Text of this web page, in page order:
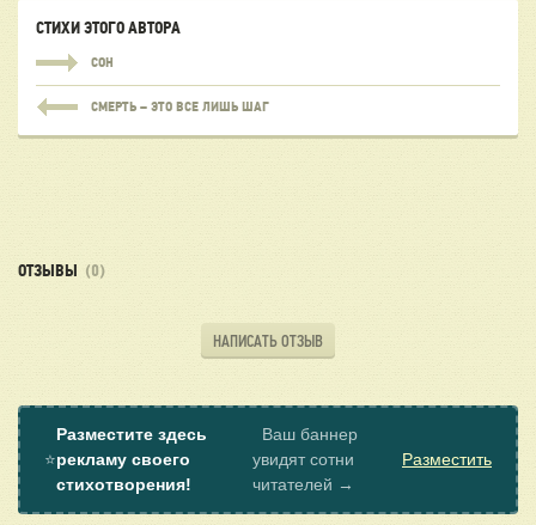
СТИХИ ЭТОГО АВТОРА
СОН
СМЕРТЬ – ЭТО ВСЕ ЛИШЬ ШАГ
ОТЗЫВЫ (0)
НАПИСАТЬ ОТЗЫВ
⭐
Разместите здесь
рекламу своего
стихотворения!
Ваш баннер
увидят сотни
читателей →
Разместить